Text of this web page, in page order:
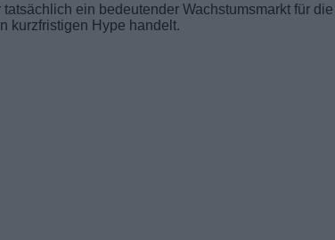
ein bedeutender Wachstumsmarkt für die
kurzfristigen Hype handelt.